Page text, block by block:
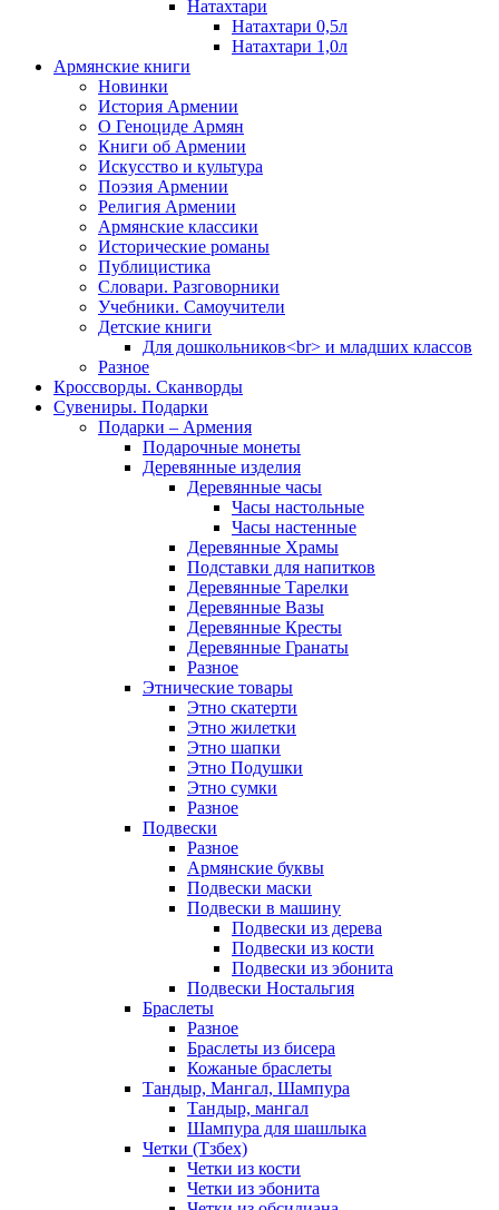
Натахтари
Натахтари 0,5л
Натахтари 1,0л
Армянские книги
Новинки
История Армении
О Геноциде Армян
Книги об Армении
Иcкусство и культура
Поэзия Армении
Религия Армении
Армянские классики
Исторические романы
Публицистика
Словари. Разговорники
Учебники. Самоучители
Детские книги
Для дошкольников<br> и младших классов
Разное
Кроссворды. Сканворды
Сувениры. Подарки
Подарки – Армения
Подарочные монеты
Деревянные изделия
Деревянные часы
Часы настольные
Часы настенные
Деревянные Храмы
Подставки для напитков
Деревянные Тарелки
Деревянные Вазы
Деревянные Кресты
Деревянные Гранаты
Разное
Этнические товары
Этно скатерти
Этно жилетки
Этно шапки
Этно Подушки
Этно сумки
Разное
Подвески
Разное
Армянские буквы
Подвески маски
Подвески в машину
Подвески из дерева
Подвески из кости
Подвески из эбонита
Подвески Ностальгия
Браслеты
Разное
Браслеты из бисера
Кожаные браслеты
Тандыр, Мангал, Шампура
Тандыр, мангал
Шампура для шашлыка
Четки (Тзбех)
Четки из кости
Четки из эбонита